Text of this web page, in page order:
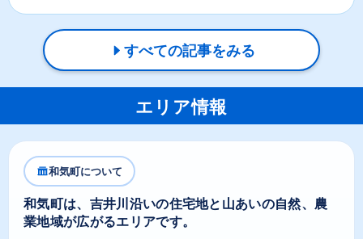
すべての記事をみる
エリア情報
和気町について
和気町は、吉井川沿いの住宅地と山あいの自然、農
業地域が広がるエリアです。